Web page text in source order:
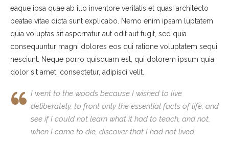
eaque ipsa quae ab illo inventore veritatis et quasi architecto
beatae vitae dicta sunt explicabo. Nemo enim ipsam luptatem
quia voluptas sit aspernatur aut odit aut fugit, sed quia
consequuntur magni dolores eos qui ratione voluptatem sequi
nesciunt. Neque porro quisquam est, qui dolorem ipsum quia
dolor sit amet, consectetur, adipisci velit.
I went to the woods because I wished to live
deliberately, to front only the essential facts of life, and
see if I could not learn what it had to teach, and not,
when I came to die, discover that I had not lived.